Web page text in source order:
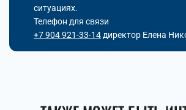
ситуациях.
Телефон для связи
+7 904 921-33-14 директор Елена